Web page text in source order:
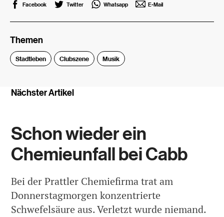
Facebook Twitter Whatsapp E-Mail
Themen
Stadtleben Clubszene Musik
Nächster Artikel
Schon wieder ein
Chemieunfall bei Cabb
Bei der Prattler Chemiefirma trat am
Donnerstagmorgen konzentrierte
Schwefelsäure aus. Verletzt wurde niemand.